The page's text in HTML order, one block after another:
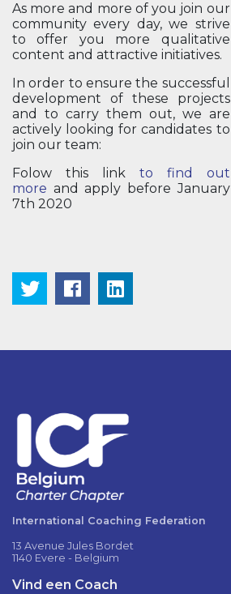
As more and more of you join our
community every day, we strive
to offer you more qualitative
content and attractive initiatives.
In order to ensure the successful
development of these projects
and to carry them out, we are
actively looking for candidates to
join our team:
Folow this link to find out
more and apply before January
7th 2020
International Coaching Federation
13 Avenue Jules Bordet
1140 Evere - Belgium
Vind een Coach